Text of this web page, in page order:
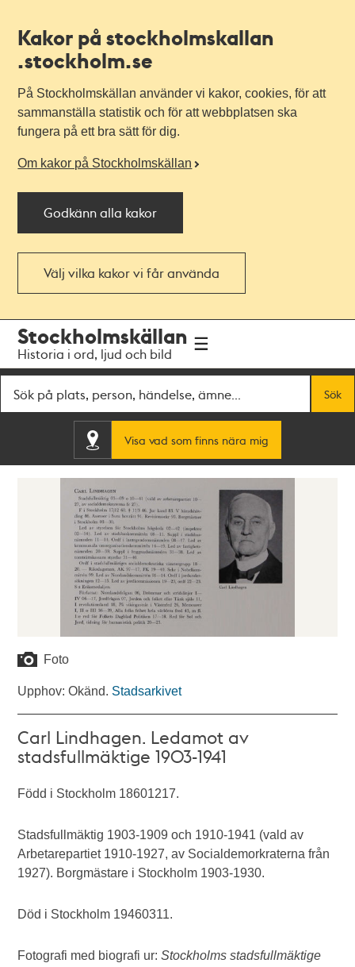
Kakor på stockholmskallan
.stockholm.se
På Stockholmskällan använder vi kakor, cookies, för att
sammanställa statistik och för att webbplatsen ska
fungera på ett bra sätt för dig.
Om kakor på Stockholmskällan
Godkänn alla kakor
Välj vilka kakor vi får använda
navigationen
huvudinnehållet
Stockholmskällan
Historia i ord, ljud och bild
Sök
Visa vad som finns nära mig
Foto
Upphov: Okänd. Stadsarkivet
Carl Lindhagen. Ledamot av
stadsfullmäktige 1903-1941
Född i Stockholm 18601217.
Stadsfullmäktig 1903-1909 och 1910-1941 (vald av
Arbetarepartiet 1910-1927, av Socialdemorkraterna från
1927). Borgmästare i Stockholm 1903-1930.
Död i Stockholm 19460311.
Fotografi med biografi ur:Stockholms stadsfullmäktige